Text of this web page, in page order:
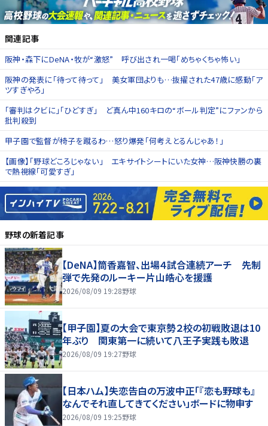
関連記事
阪神・森下にDeNA・牧が“激怒” 呼び出され一喝「めちゃくちゃ怖い」
阪神の発表に「待って待って」 美女軍団よりも…抜擢された47歳に感動「ア
ツすぎやろ」
「審判はクビに」「ひどすぎ」 ど真ん中160キロの“ボール判定”にファンから
批判殺到
甲子園で監督が椅子を蹴るわ…怒り爆発「何考えとるんじゃあ！」
【画像】「野球どころじゃない」 エキサイトシートにいた女神…阪神快勝の裏
で熱視線「可愛すぎ」
野球の新着記事
【DeNA】筒香嘉智、出場４試合連続アーチ 先制
弾で先発のルーキー片山皓心を援護
2026/08/09 19:28野球
【甲子園】夏の大会で東京勢２校の初戦敗退は10
年ぶり 関東第一に続いて八王子実践も敗退
2026/08/09 19:27野球
【日本ハム】失恋告白の万波中正「『恋も野球も』
なんでそれ直してきてください」ボードに物申す
2026/08/09 19:25野球